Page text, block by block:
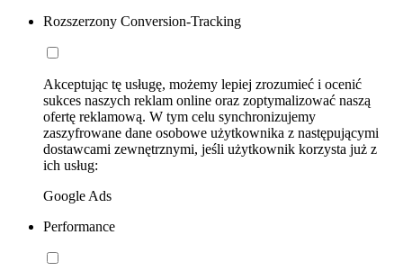
Rozszerzony Conversion-Tracking
Akceptując tę usługę, możemy lepiej zrozumieć i ocenić
sukces naszych reklam online oraz zoptymalizować naszą
ofertę reklamową. W tym celu synchronizujemy
zaszyfrowane dane osobowe użytkownika z następującymi
dostawcami zewnętrznymi, jeśli użytkownik korzysta już z
ich usług:
Google Ads
Performance